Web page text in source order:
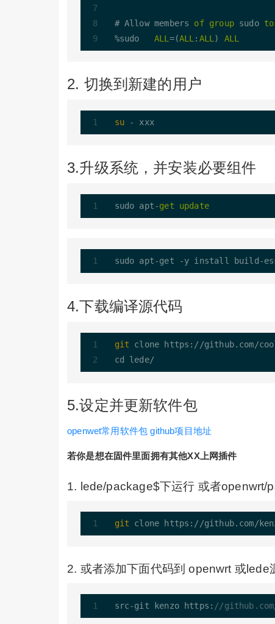
# Allow members of group sudo to
%sudo ALL =(ALL : ALL ) ALL
2. 切换到新建的用户
su
3.升级系统，并安装必要组件
sudo apt-get update
sudo apt-get -y install build -
4.下载编译源代码
git clone https://github.com/
5.设定并更新软件包
openwet常用软件包 github项目地址
若你是想在固件里面拥有其他XX上网插件
1. lede/package$下运行 或者openwrt/
git
2. 或者添加下面代码到 openwrt 或
src-git kenzo https: //